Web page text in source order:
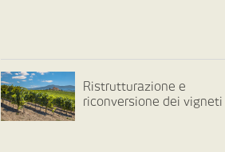
Ristrutturazione e
riconversione dei vigneti